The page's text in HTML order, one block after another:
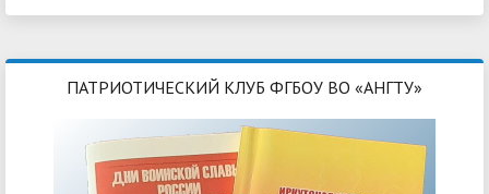
ПАТРИОТИЧЕСКИЙ КЛУБ ФГБОУ ВО «АНГТУ»